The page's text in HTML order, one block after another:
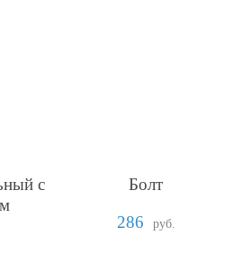
с
Болт
286
руб.